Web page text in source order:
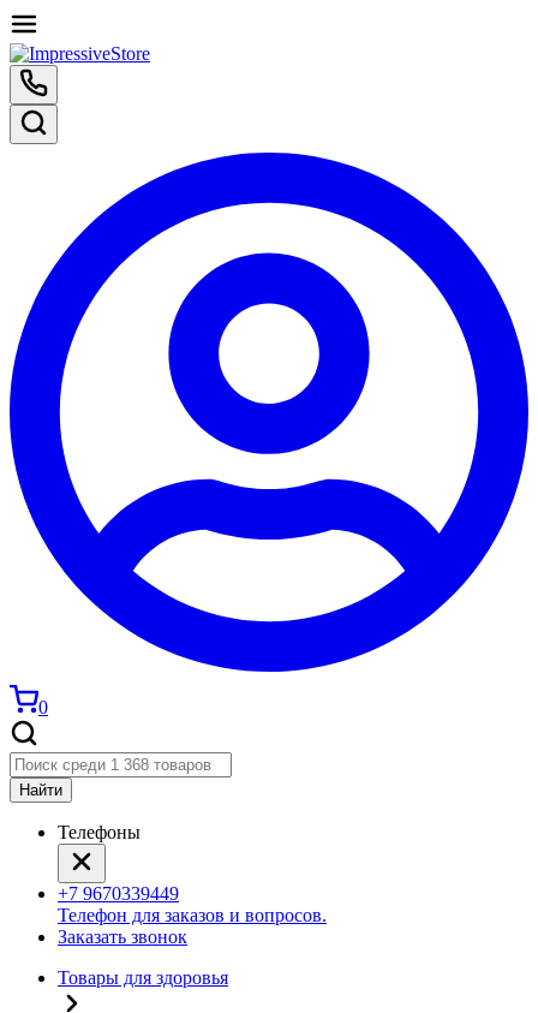
0
Найти
Телефоны
+7 9670339449
Телефон для заказов и вопросов.
Заказать звонок
Товары для здоровья